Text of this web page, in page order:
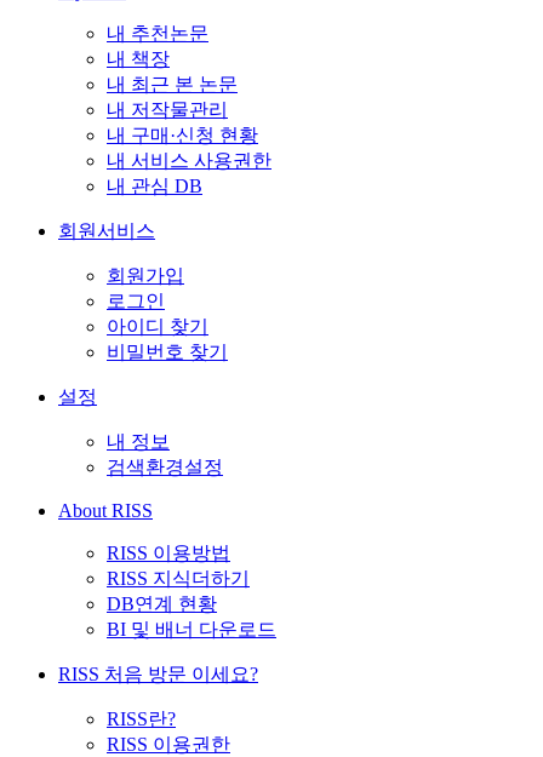
내 추천논문
내 책장
내 최근 본 논문
내 저작물관리
내 구매·신청 현황
내 서비스 사용권한
내 관심 DB
회원서비스
회원가입
로그인
아이디 찾기
비밀번호 찾기
설정
내 정보
검색환경설정
About RISS
RISS 이용방법
RISS 지식더하기
DB연계 현황
BI 및 배너 다운로드
RISS 처음 방문 이세요?
RISS란?
RISS 이용권한